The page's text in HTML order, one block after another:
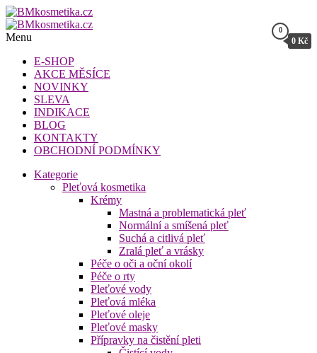
Přeskočit
na
obsah
BMkosmetika.cz
0
0 Kč
Menu
E-SHOP
AKCE MĚSÍCE
NOVINKY
SLEVA
INDIKACE
BLOG
KONTAKTY
OBCHODNÍ PODMÍNKY
Kategorie
Pleťová kosmetika
Krémy
Mastná a problematická pleť
Normální a smíšená pleť
Suchá a citlivá pleť
Zralá pleť a vrásky
Péče o oči a oční okolí
Péče o rty
Pleťové vody
Pleťová mléka
Pleťové oleje
Pleťové masky
Přípravky na čistění pleti